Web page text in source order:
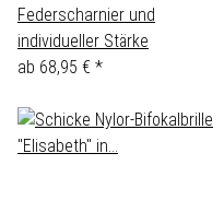
Federscharnier und
individueller Stärke
ab 68,95 € *